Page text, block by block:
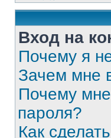
Вход на
Почему я
Зачем мне
Почему
пароля?
Как